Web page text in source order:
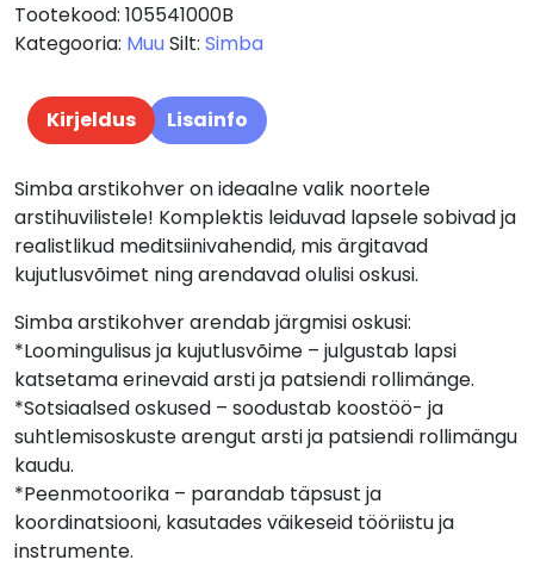
Tootekood: 105541000B
Kategooria: MuuSilt: Simba
Kirjeldus Lisainfo
Simba arstikohver on ideaalne valik noortele
arstihuvilistele! Komplektis leiduvad lapsele sobivad ja
realistlikud meditsiinivahendid, mis ärgitavad
kujutlusvõimet ning arendavad olulisi oskusi.
Simba arstikohver arendab järgmisi oskusi:
*Loomingulisus ja kujutlusvõime – julgustab lapsi
katsetama erinevaid arsti ja patsiendi rollimänge.
*Sotsiaalsed oskused – soodustab koostöö- ja
suhtlemisoskuste arengut arsti ja patsiendi rollimängu
kaudu.
*Peenmotoorika – parandab täpsust ja
koordinatsiooni, kasutades väikeseid tööriistu ja
instrumente.